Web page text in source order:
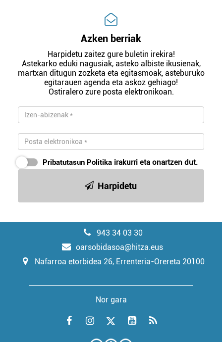
Azken berriak
Harpidetu zaitez gure buletin irekira!
Astekarko eduki nagusiak, asteko albiste ikusienak,
martxan ditugun zozketa eta egitasmoak, asteburuko
egitarauen agenda eta askoz gehiago!
Ostiralero zure posta elektronikoan.
Pribatutasun Politika irakurri eta onartzen dut.
Harpidetu
943 34 03 30
oarsobidasoa@hitza.eus
Nafarroa etorbidea 26, Errenteria-Orereta 20100
Nor gara